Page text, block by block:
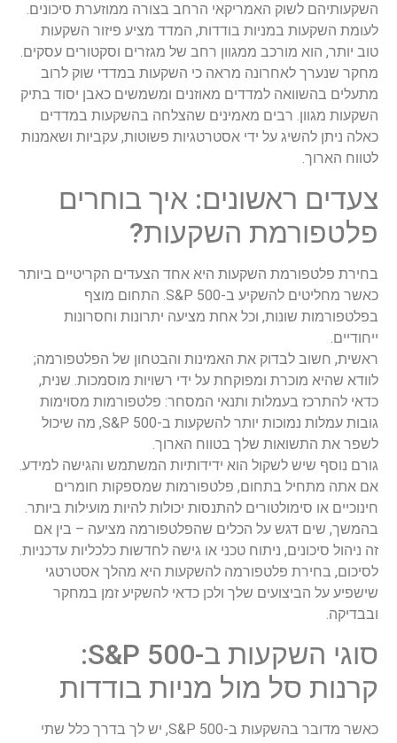
השקעותיהם לשוק האמריקאי הרחב בצורה ממוזערת סיכונים.
לעומת השקעות במניות בודדות, המדד מציע פיזור השקעות
טוב יותר, הוא מורכב ממגוון רחב של מגזרים וסקטורים עסקים.
מחקר שנערך לאחרונה מראה כי השקעות במדדי שוק לרוב
מתעלים בהשוואה למדדים מאוזנים ומשמשים כאבן יסוד בתיק
השקעות מגוון. רבים מאמינים שהצלחה בהשקעות במדדים
כאלה ניתן להשיג על ידי אסטרטגיות פשוטות, עקביות ושאמנות
לטווח הארוך.
צעדים ראשונים: איך בוחרים
פלטפורמת השקעות?
בחירת פלטפורמת השקעות היא אחד הצעדים הקריטיים ביותר
כאשר מחליטים להשקיע ב-S&P 500. התחום מוצף
בפלטפורמות שונות, וכל אחת מציעה יתרונות וחסרונות
ייחודיים.
ראשית, חשוב לבדוק את האמינות והבטחון של הפלטפורמה;
לוודא שהיא מוכרת ומפוקחת על ידי רשויות מוסמכות. שנית,
כדאי להתרכז בעמלות ותנאי המסחר: פלטפורמות מסוימות
גובות עמלות נמוכות יותר להשקעות ב-S&P 500, מה שיכול
לשפר את התשואות שלך בטווח הארוך.
גורם נוסף שיש לשקול הוא ידידותיות המשתמש והגישה למידע.
אם אתה מתחיל בתחום, פלטפורמות שמספקות חומרים
חינוכיים או סימולטורים להתנסות יכולות להיות מועילות ביותר.
בהמשך, שים דגש על הכלים שהפלטפורמה מציעה – בין אם
זה ניהול סיכונים, ניתוח טכני או גישה לחדשות כלכליות עדכניות.
לסיכום, בחירת פלטפורמה להשקעות היא מהלך אסטרטגי
שישפיע על הביצועים שלך ולכן כדאי להשקיע זמן במחקר
ובבדיקה.
סוגי השקעות ב-S&P 500:
קרנות סל מול מניות בודדות
כאשר מדובר בהשקעות ב-S&P 500, יש לך בדרך כלל שתי